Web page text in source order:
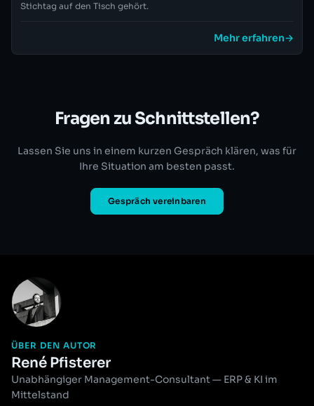
Stichtag auf den Tisch gehört.
Mehr erfahren→
Fragen zu Schnittstellen?
Lassen Sie uns in einem kurzen Gespräch klären, was für
Ihre Situation am besten passt.
Gespräch vereinbaren
ÜBER DEN AUTOR
René Pfisterer
Unabhängiger Management-Consultant — ERP & KI im
Mittelstand